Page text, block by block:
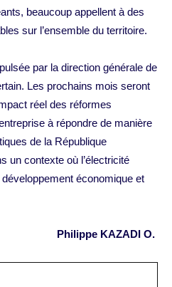
beaucoup appellent à des
sur l’ensemble du territoire.
par la direction générale de
Les prochains mois seront
réel des réformes
à répondre de manière
de la République
un contexte où l’électricité
économique et
Philippe KAZADI O.